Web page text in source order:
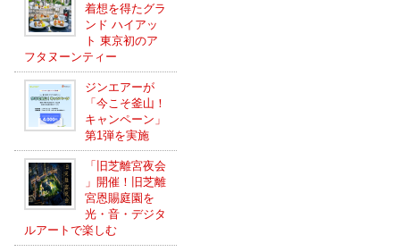
着想を得たグラ
ンド ハイアッ
ト 東京初のア
フタヌーンティー
ジンエアーが
「今こそ釜山！
キャンペーン」
第1弾を実施
「旧芝離宮夜会
」開催！旧芝離
宮恩賜庭園を
光・音・デジタ
ルアートで楽しむ